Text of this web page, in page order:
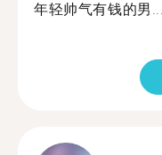
年轻帅气有钱的男...